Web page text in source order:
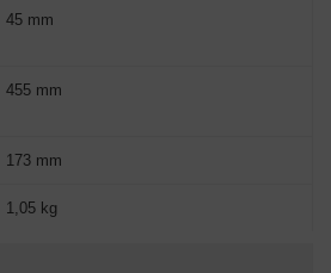
45 mm
455 mm
173 mm
1,05 kg